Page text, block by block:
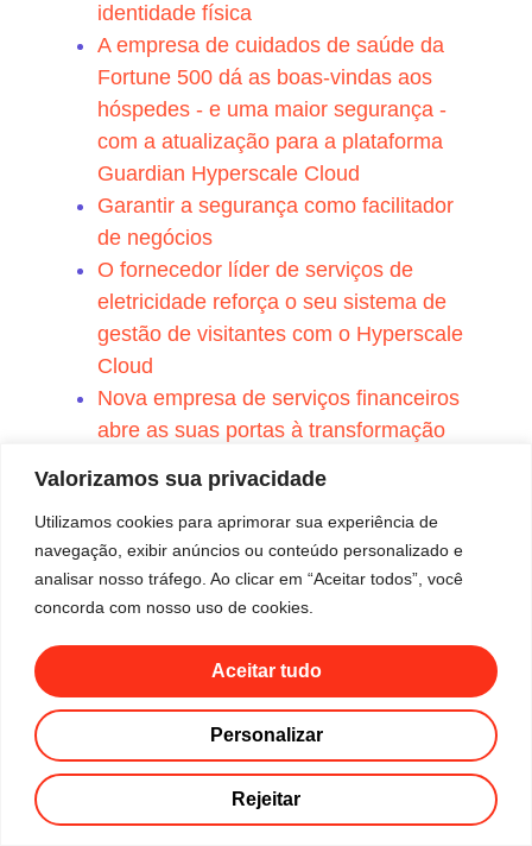
Valorizamos sua privacidade
Utilizamos cookies para aprimorar sua experiência de
navegação, exibir anúncios ou conteúdo personalizado e
analisar nosso tráfego. Ao clicar em “Aceitar todos”, você
concorda com nosso uso de cookies.
Personalizar
Rejeitar
Aceitar tudo
identidade física
A empresa de cuidados de saúde da
Fortune 500 dá as boas-vindas aos
hóspedes - e uma maior segurança -
com a atualização para a plataforma
Guardian Hyperscale Cloud
Garantir a segurança como facilitador
de negócios
O fornecedor líder de serviços de
eletricidade reforça o seu sistema de
gestão de visitantes com o Hyperscale
Cloud
Nova empresa de serviços financeiros
abre as suas portas à transformação
O cliente financeiro de topo actualiza a
sua governança de identidades e
acesso.
O efeito 300 A empresa The Mosaic
O principal fornecedor de eletricidade
acessos e simplifica as operações
Um dos maiores bancos do mundo